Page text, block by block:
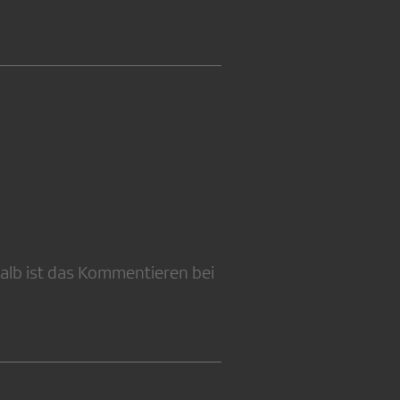
ist das Kommentieren bei